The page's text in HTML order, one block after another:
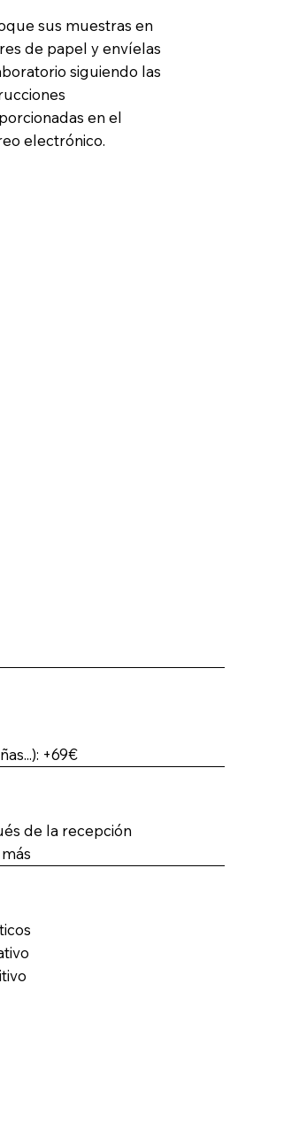
sus muestras en
de papel y envíelas
siguiendo las
en el
electrónico.
+69€
de la recepción